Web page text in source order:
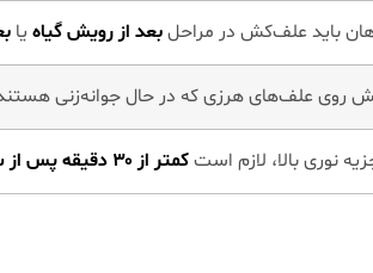
باید علف‌کش در مراحلبعد از رویش گیاه یا
روی علف‌های هرزی که در حال جوانه‌زنی
نوری بالا، لازم استکمتر از ۳۰ دقیقه پس از سم‌پاشی